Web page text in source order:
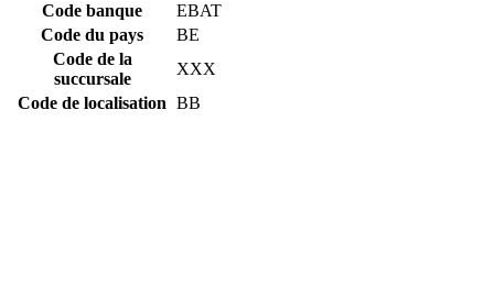
Code banque
EBAT
Code du pays
BE
Code de la
succursale
XXX
Code de localisation BB